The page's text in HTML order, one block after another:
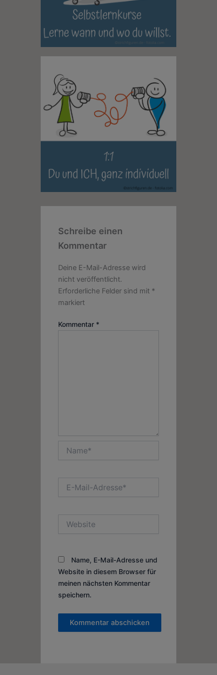
Schreibe einen
Kommentar
Deine E-Mail-Adresse wird
nicht veröffentlicht.
Erforderliche Felder sind mit *
markiert
Kommentar *
Mail-
Name, E-Mail-Adresse und
Website in diesem Browser für
meinen nächsten Kommentar
speichern.